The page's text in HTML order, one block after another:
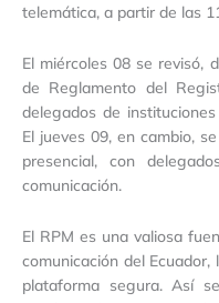
telemática, a partir de las
El miércoles 08 se revisó,
de Reglamento del
delegados de
El jueves 09, en cambio,
presencial, con
comunicación.
El RPM es una valiosa
comunicación del
plataforma segura. Así